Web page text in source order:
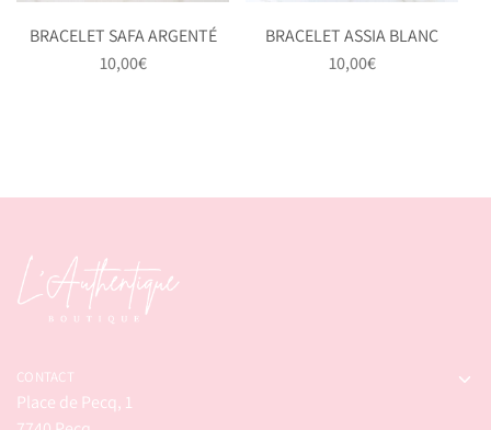
BRACELET SAFA ARGENTÉ
10,00€
BRACELET ASSIA BLANC
10,00€
CONTACT
Place de Pecq, 1